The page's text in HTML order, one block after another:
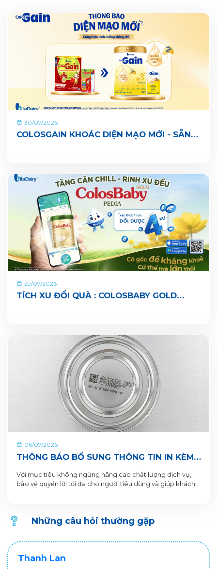
30/07/2026
COLOSGAIN KHOÁC DIỆN MẠO MỚI - SẴN
29/07/2026
TÍCH XU ĐỔI QUÀ : COLOSBABY GOLD
06/07/2026
THÔNG BÁO BỔ SUNG THÔNG TIN IN KÈM
PHẨM
Với mục tiêu không ngừng nâng cao chất lượng dịch vụ,
bảo vệ quyền lời tối đa cho người tiêu dùng và giúp khách
Những câu hỏi thường gặp
Thanh Lan